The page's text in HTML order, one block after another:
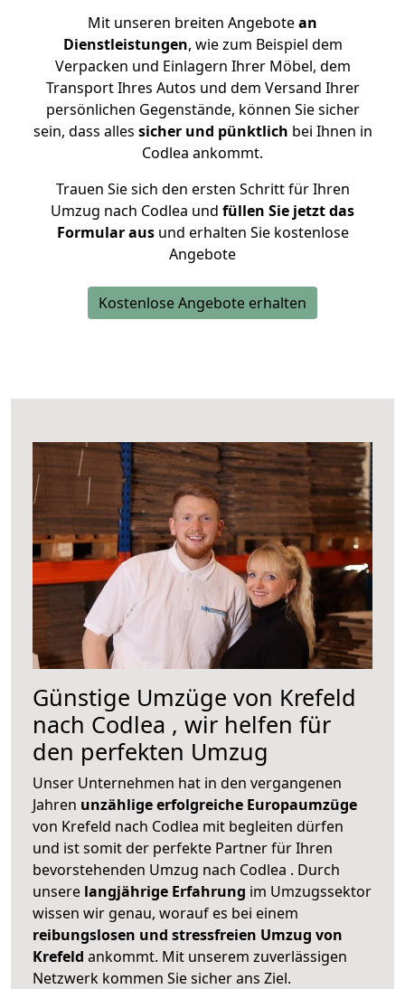
Mit unseren breiten Angebotean
Dienstleistungen, wie zum Beispiel dem
Verpacken und Einlagern Ihrer Möbel, dem
Transport Ihres Autos und dem Versand Ihrer
persönlichen Gegenstände, können Sie sicher
sein, dass alles sicher und pünktlich bei Ihnen in
Codlea ankommt.
Trauen Sie sich den ersten Schritt für Ihren
Umzug nach Codlea und füllen Sie jetzt das
Formular ausund erhalten Sie kostenlose
Angebote
Kostenlose Angebote erhalten
Günstige Umzüge von Krefeld
nach Codlea , wir helfen für
den perfekten Umzug
Unser Unternehmen hat in den vergangenen
Jahren unzählige erfolgreiche Europaumzüge
von Krefeld nach Codlea mit begleiten dürfen
und ist somit der perfekte Partner für Ihren
bevorstehenden Umzug nach Codlea . Durch
unsere langjährige Erfahrung im Umzugssektor
wissen wir genau, worauf es bei einem
reibungslosen und stressfreien Umzug von
Krefeld ankommt. Mit unserem zuverlässigen
Netzwerk kommen Sie sicher ans Ziel.